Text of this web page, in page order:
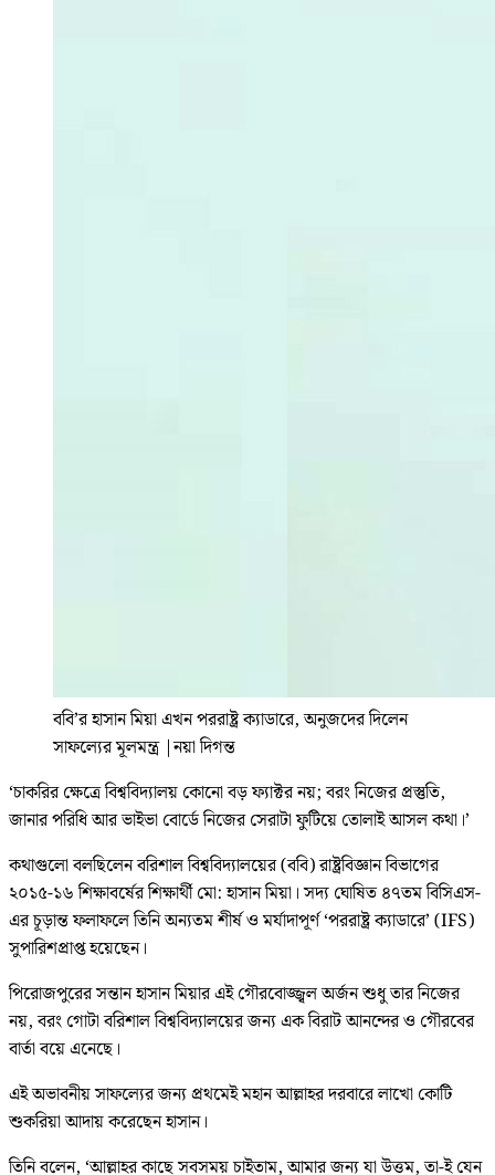
ববি’র হাসান মিয়া এখন পররাষ্ট্র ক্যাডারে, অনুজদের দিলেন
সাফল্যের মূলমন্ত্র |নয়া দিগন্ত
‘চাকরির ক্ষেত্রে বিশ্ববিদ্যালয় কোনো বড় ফ্যাক্টর নয়; বরং নিজের প্রস্তুতি,
জানার পরিধি আর ভাইভা বোর্ডে নিজের সেরাটা ফুটিয়ে তোলাই আসল কথা।’
কথাগুলো বলছিলেন বরিশাল বিশ্ববিদ্যালয়ের (ববি) রাষ্ট্রবিজ্ঞান বিভাগের
২০১৫-১৬ শিক্ষাবর্ষের শিক্ষার্থী মো: হাসান মিয়া। সদ্য ঘোষিত ৪৭তম বিসিএস-
এর চূড়ান্ত ফলাফলে তিনি অন্যতম শীর্ষ ও মর্যাদাপূর্ণ ‘পররাষ্ট্র ক্যাডারে’ (IFS)
সুপারিশপ্রাপ্ত হয়েছেন।
পিরোজপুরের সন্তান হাসান মিয়ার এই গৌরবোজ্জ্বল অর্জন শুধু তার নিজের
নয়, বরং গোটা বরিশাল বিশ্ববিদ্যালয়ের জন্য এক বিরাট আনন্দের ও গৌরবের
বার্তা বয়ে এনেছে।
এই অভাবনীয় সাফল্যের জন্য প্রথমেই মহান আল্লাহর দরবারে লাখো কোটি
শুকরিয়া আদায় করেছেন হাসান।
তিনি বলেন, ‘আল্লাহর কাছে সবসময় চাইতাম, আমার জন্য যা উত্তম, তা-ই যেন